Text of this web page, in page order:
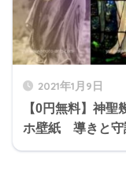
2021年1月9日
【0円無料】神
ホ壁紙 導きと守